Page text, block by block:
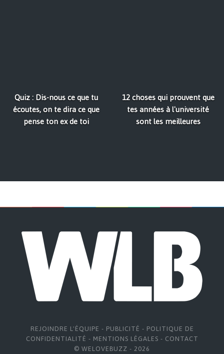
Quiz : Dis-nous ce que tu
écoutes, on te dira ce que
pense ton ex de toi
12 choses qui prouvent que
tes années à l'université
sont les meilleures
REJOINDRE L'ÉQUIPE - PUBLICITÉ - POLITIQUE DE
CONFIDENTIALITÉ - MENTIONS LÉGALES - CONTACT
© WELOVEBUZZ - 2026